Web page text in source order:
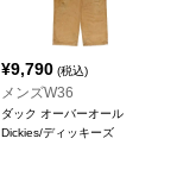
¥9,790 (税込)
メンズW36
ダック オーバーオール
Dickies/ディッキーズ